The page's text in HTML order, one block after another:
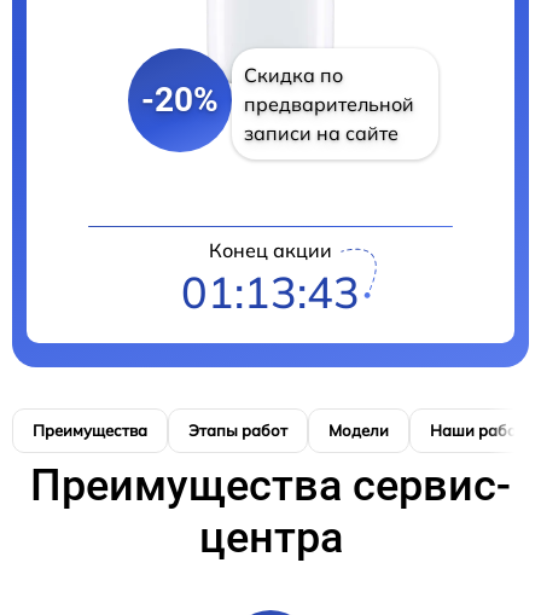
-20%
Скидка по
предварительной
записи на сайте
Конец акции
01:13:42
Преимущества Этапы работ Модели Наши работы
Преимущества сервис-
центра